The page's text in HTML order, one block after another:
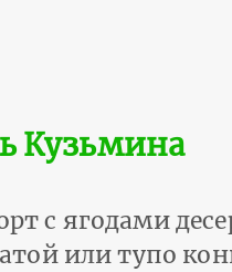
Кузьмина
с ягодами
или тупо